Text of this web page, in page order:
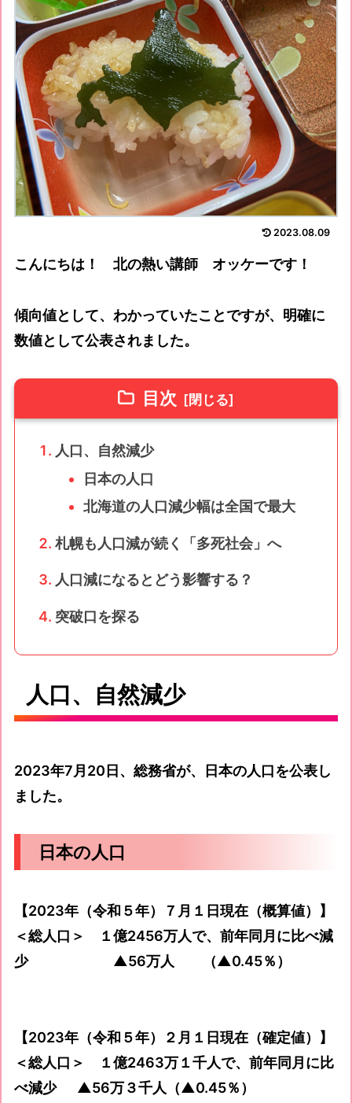
2023.08.09
こんにちは！ 北の熱い講師 オッケーです！
傾向値として、わかっていたことですが、明確に
数値として公表されました。
目次
人口、自然減少
日本の人口
北海道の人口減少幅は全国で最大
札幌も人口減が続く「多死社会」へ
人口減になるとどう影響する？
突破口を探る
人口、自然減少
2023年7月20日、総務省が、日本の人口を公表し
ました。
日本の人口
【2023年（令和５年）７月１日現在（概算値）】
＜総人口＞ １億2456万人で、前年同月に比べ減
少 ▲56万人 （▲0.45％）
【2023年（令和５年）２月１日現在（確定値）】
＜総人口＞ １億2463万１千人で、前年同月に比
べ減少 ▲56万３千人（▲0.45％）